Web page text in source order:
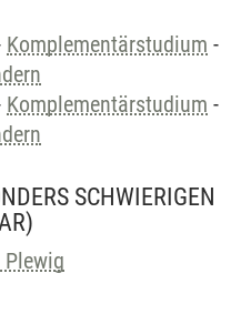
Komplementärstudium -
Komplementärstudium -
SCHWIERIGEN